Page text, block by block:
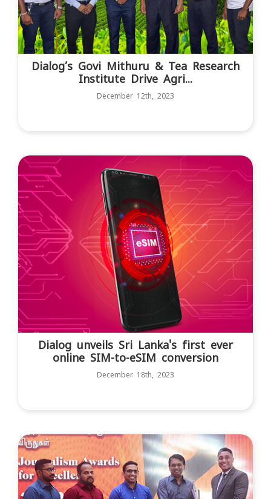
Dialog’s Govi Mithuru & Tea Research
Institute Drive Agri...
December 12th, 2023
Dialog unveils Sri Lanka's first ever
online SIM-to-eSIM conversion
December 18th, 2023